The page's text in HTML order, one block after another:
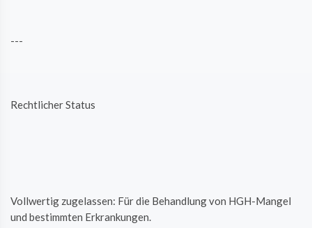
---
Rechtlicher Status
Vollwertig zugelassen: Für die Behandlung von HGH-Mangel
und bestimmten Erkrankungen.